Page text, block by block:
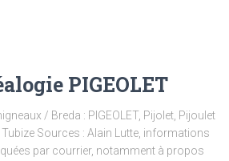
PIGEOLET
/ Breda : PIGEOLET, Pijolet, Pijoulet
Tubize Sources : Alain Lutte, informations
par courrier, notamment à propos